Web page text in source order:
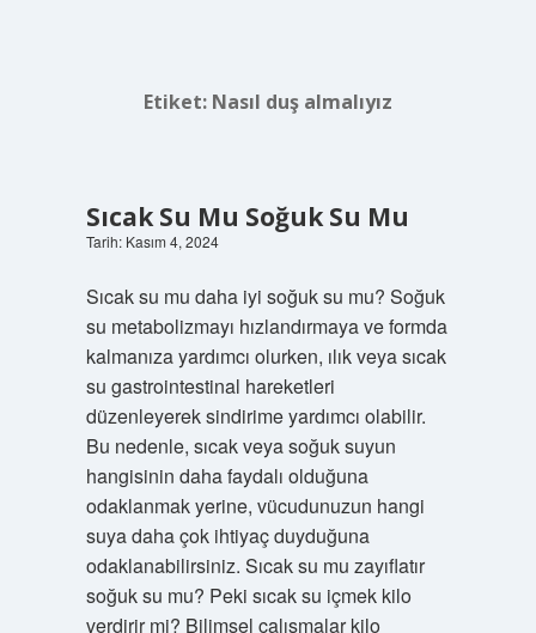
Etiket: Nasıl duş almalıyız
Sıcak Su Mu Soğuk Su Mu
Tarih: Kasım 4, 2024
Sıcak su mu daha iyi soğuk su mu? Soğuk
su metabolizmayı hızlandırmaya ve formda
kalmanıza yardımcı olurken, ılık veya sıcak
su gastrointestinal hareketleri
düzenleyerek sindirime yardımcı olabilir.
Bu nedenle, sıcak veya soğuk suyun
hangisinin daha faydalı olduğuna
odaklanmak yerine, vücudunuzun hangi
suya daha çok ihtiyaç duyduğuna
odaklanabilirsiniz. Sıcak su mu zayıflatır
soğuk su mu? Peki sıcak su içmek kilo
verdirir mi? Bilimsel çalışmalar kilo